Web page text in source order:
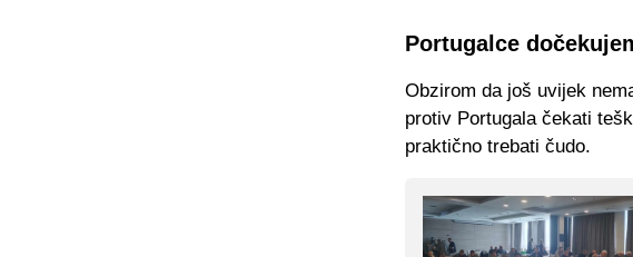
Portugalce
Obzirom da još uvijek
protiv Portugala čekati
praktično trebati čudo.